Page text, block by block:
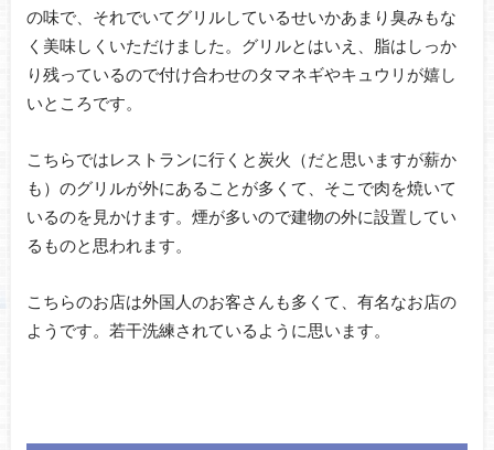
の味で、それでいてグリルしているせいかあまり臭みもな
く美味しくいただけました。グリルとはいえ、脂はしっか
り残っているので付け合わせのタマネギやキュウリが嬉し
いところです。
こちらではレストランに行くと炭火（だと思いますが薪か
も）のグリルが外にあることが多くて、そこで肉を焼いて
いるのを見かけます。煙が多いので建物の外に設置してい
るものと思われます。
こちらのお店は外国人のお客さんも多くて、有名なお店の
ようです。若干洗練されているように思います。